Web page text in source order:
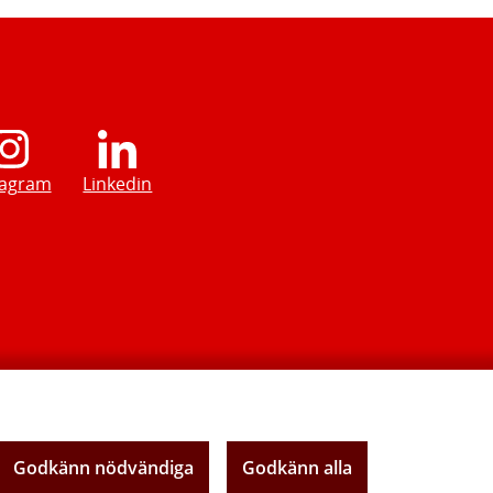
Godkänn nödvändiga Godkänn alla
Linkedin